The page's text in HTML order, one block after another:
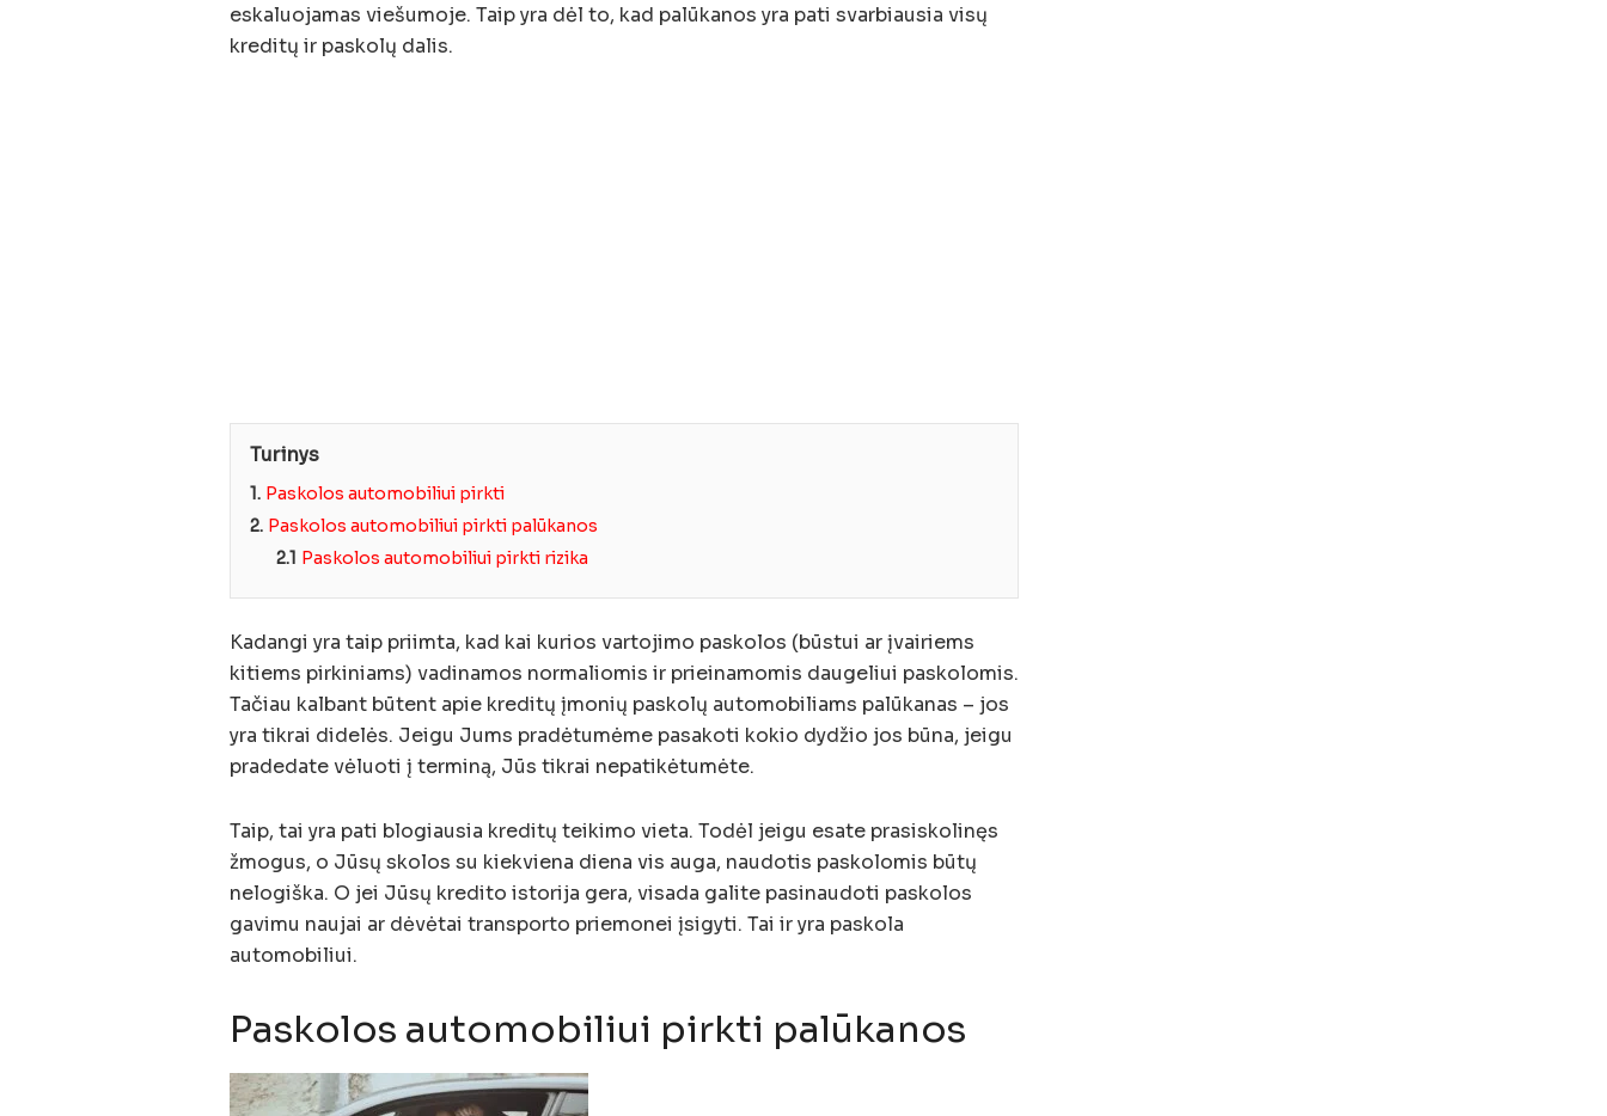
eskaluojamas viešumoje. Taip yra dėl to, kad palūkanos yra pati svarbiausia visų
kreditų ir paskolų dalis.
Turinys
1. Paskolos automobiliui pirkti
2. Paskolos automobiliui pirkti palūkanos
2.1 Paskolos automobiliui pirkti rizika
Kadangi yra taip priimta, kad kai kurios vartojimo paskolos (būstui ar įvairiems
kitiems pirkiniams) vadinamos normaliomis ir prieinamomis daugeliui paskolomis.
Tačiau kalbant būtent apie kreditų įmonių paskolų automobiliams palūkanas – jos
yra tikrai didelės. Jeigu Jums pradėtumėme pasakoti kokio dydžio jos būna, jeigu
pradedate vėluoti į terminą, Jūs tikrai nepatikėtumėte.
Taip, tai yra pati blogiausia kreditų teikimo vieta. Todėl jeigu esate prasiskolinęs
žmogus, o Jūsų skolos su kiekviena diena vis auga, naudotis paskolomis būtų
nelogiška. O jei Jūsų kredito istorija gera, visada galite pasinaudoti paskolos
gavimu naujai ar dėvėtai transporto priemonei įsigyti. Tai ir yra paskola
automobiliui.
Paskolos automobiliui pirkti palūkanos